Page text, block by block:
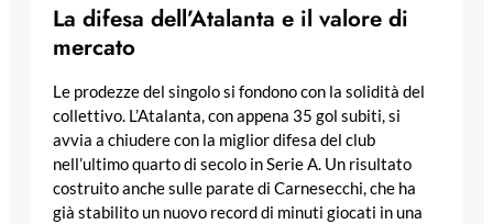
La difesa dell’Atalanta e il valore di
mercato
Le prodezze del singolo si fondono con la solidità del
collettivo. L’Atalanta, con appena 35 gol subiti, si
avvia a chiudere con la miglior difesa del club
nell’ultimo quarto di secolo in Serie A. Un risultato
costruito anche sulle parate di Carnesecchi, che ha
già stabilito un nuovo record di minuti giocati in una